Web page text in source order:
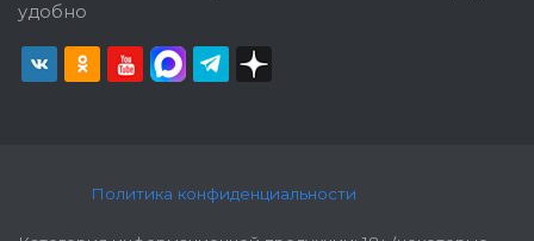
удобно
Политика конфиденциальности